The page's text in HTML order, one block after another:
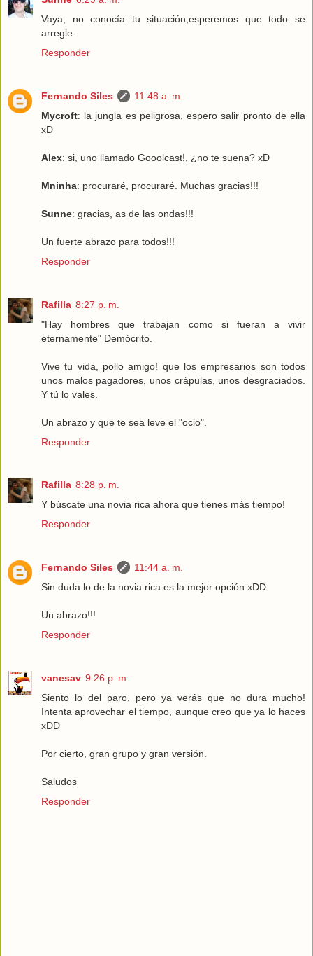
Vaya, no conocía tu situación,esperemos que todo se
arregle.
Responder
Fernando Siles
11:48 a. m.
Mycroft: la jungla es peligrosa, espero salir pronto de ella
xD
Alex: si, uno llamado Gooolcast!, ¿no te suena? xD
Mninha: procuraré, procuraré. Muchas gracias!!!
Sunne: gracias, as de las ondas!!!
Un fuerte abrazo para todos!!!
Responder
Rafilla 8:27 p. m.
"Hay hombres que trabajan como si fueran a vivir
eternamente" Demócrito.
Vive tu vida, pollo amigo! que los empresarios son todos
unos malos pagadores, unos crápulas, unos desgraciados.
Y tú lo vales.
Un abrazo y que te sea leve el "ocio".
Responder
Rafilla 8:28 p. m.
Y búscate una novia rica ahora que tienes más tiempo!
Responder
Fernando Siles
11:44 a. m.
Sin duda lo de la novia rica es la mejor opción xDD
Un abrazo!!!
Responder
vanesav 9:26 p. m.
Siento lo del paro, pero ya verás que no dura mucho!
Intenta aprovechar el tiempo, aunque creo que ya lo haces
xDD
Por cierto, gran grupo y gran versión.
Saludos
Responder